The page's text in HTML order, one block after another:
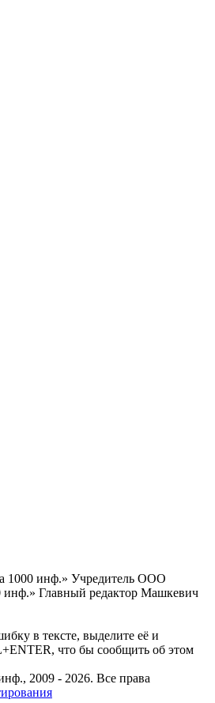
1000 инф.» Учредитель ООО
инф.» Главный редактор Машкевич
в тексте, выделите её и
что бы сообщить об этом
2009 - 2026. Все права